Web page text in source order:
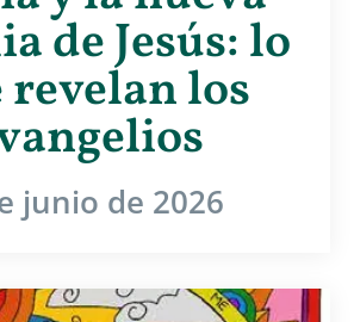
de Jesús: lo
revelan los
junio de 2026